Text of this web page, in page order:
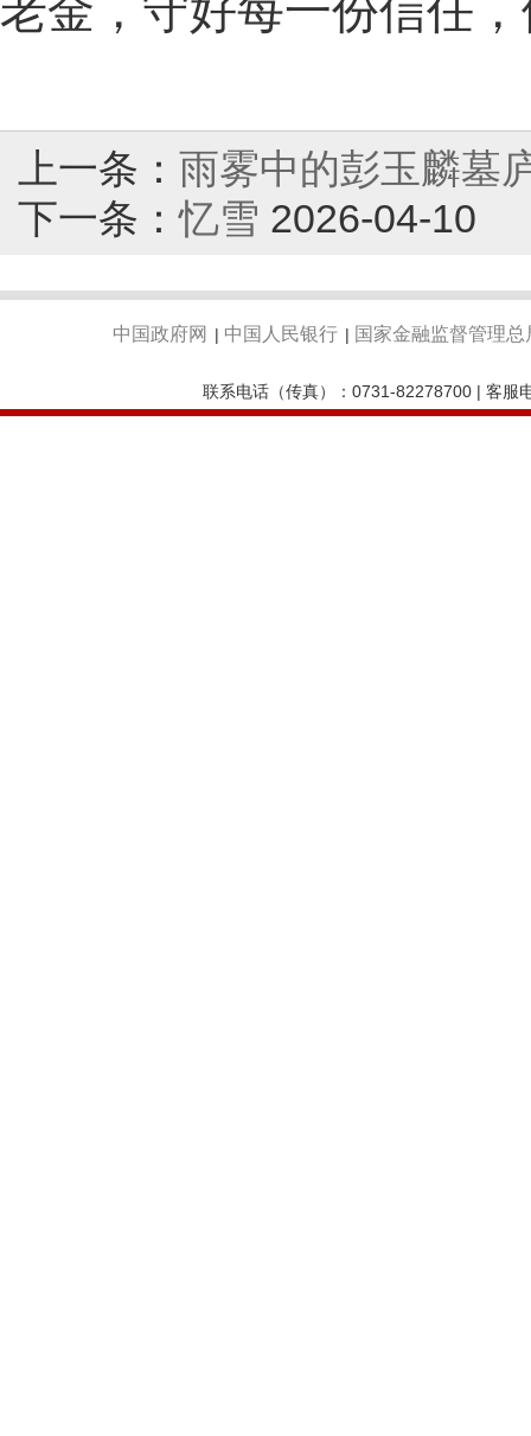
老金，守好每一份信任
上一条： 雨雾中的彭玉麟墓
下一条：忆雪 2026-04-10
中国政府网 | 中国人民银行 | 国家金融监督管理总
联系电话（传真）：0731-82278700 | 客服